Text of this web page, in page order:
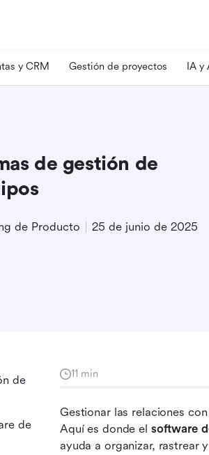
y CRM Gestión de proyectos IA y
de gestión de
de Producto 25 de junio de 2025
11 min
Gestionar las relaciones
Aquí es donde el software
ayuda a organizar, rastrear
de
de